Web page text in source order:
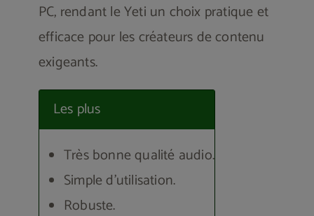
PC, rendant le Yeti un choix pratique et
efficace pour les créateurs de contenu
exigeants.
Les plus
Très bonne qualité audio.
Simple d'utilisation.
Robuste.